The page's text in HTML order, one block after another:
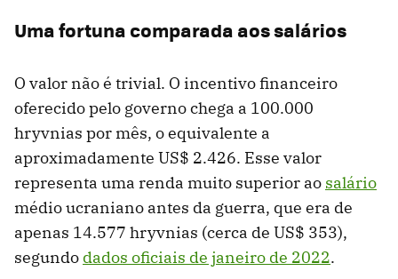
Uma fortuna comparada aos salários
O valor não é trivial. O incentivo financeiro
oferecido pelo governo chega a 100.000
hryvnias por mês, o equivalente a
aproximadamente US$ 2.426. Esse valor
representa uma renda muito superior ao salário
médio ucraniano antes da guerra, que era de
apenas 14.577 hryvnias (cerca de US$ 353),
segundo dados oficiais de janeiro de 2022.